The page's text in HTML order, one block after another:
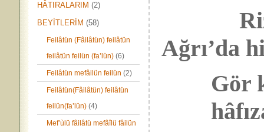
HÂTIRALARIM (2)
BEYİTLERİM (58)
Feilâtün (Fâilâtün) feilâtün
feilâtün feilün (fa’lün) (6)
Feilâtün mefâilün feilün (2)
Feilâtün(Fâilâtün) feilâtün
feilün(fa’lün) (4)
Mef’ùlü fâilâtü mefâîlü fâilün
Ağrı’da
Gör